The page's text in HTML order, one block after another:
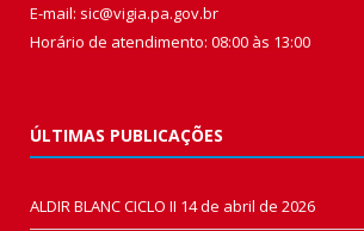
E-mail: sic@vigia.pa.gov.br
Horário de atendimento: 08:00 às 13:00
ÚLTIMAS PUBLICAÇÕES
ALDIR BLANC CICLO II 14 de abril de 2026